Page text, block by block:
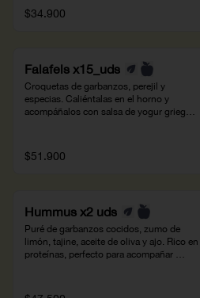
$34.900
Falafels x15_uds
Croquetas de garbanzos, perejil y
especias. Caliéntalas en el horno y
acompáñalos con salsa de yogur griego,
$51.900
Hummus x2 uds
Puré de garbanzos cocidos, zumo de
limón,​ tajine, aceite de oliva y ajo. Rico en
proteínas, perfecto para acompañar